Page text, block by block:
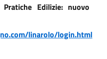
Edilizie: nuovo
linarolo/login.html